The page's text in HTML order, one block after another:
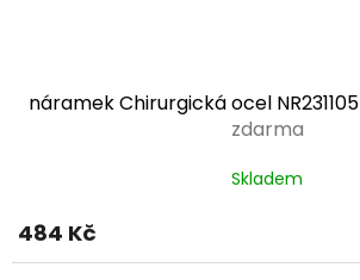
náramek Chirurgická ocel NR231105
zdarma
Skladem
484 Kč